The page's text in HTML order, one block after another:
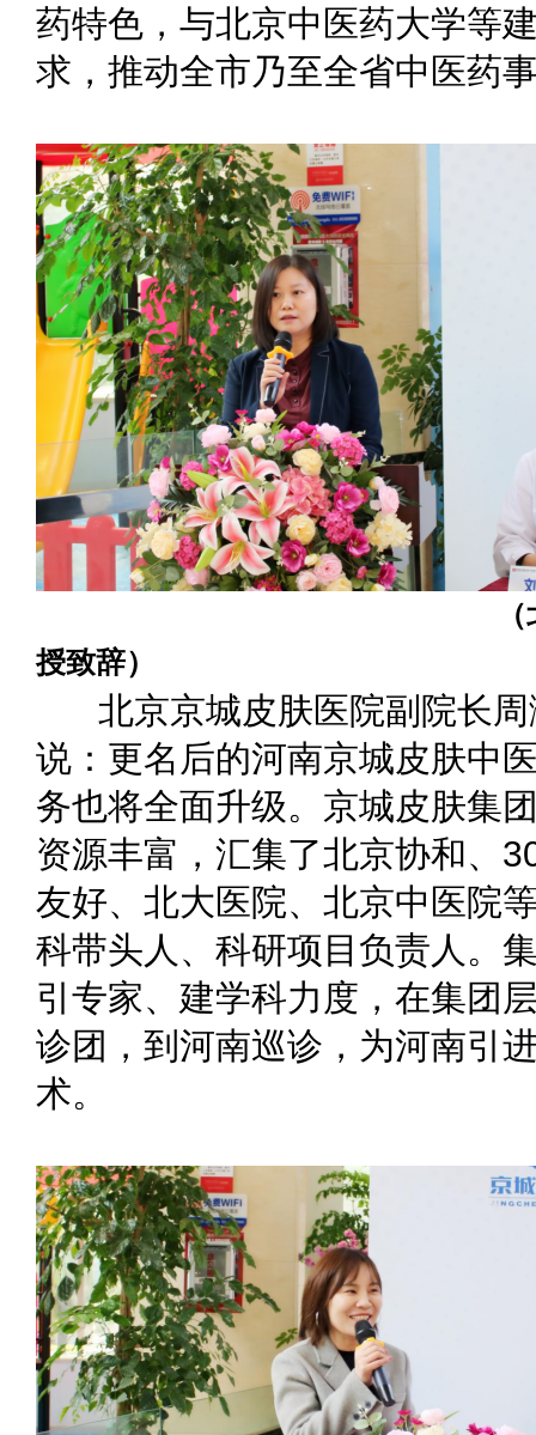
药特色，与北京中医药大学等
求，推动全市乃至全省中医药
（北京京城皮肤
授致辞）
北京京城皮肤医院副院长
说：更名后的河南京城皮肤中
务也将全面升级。京城皮肤集
资源丰富，汇集了北京协和、
友好、北大医院、北京中医院
科带头人、科研项目负责人。
引专家、建学科力度，在集团
诊团，到河南巡诊，为河南引
术。